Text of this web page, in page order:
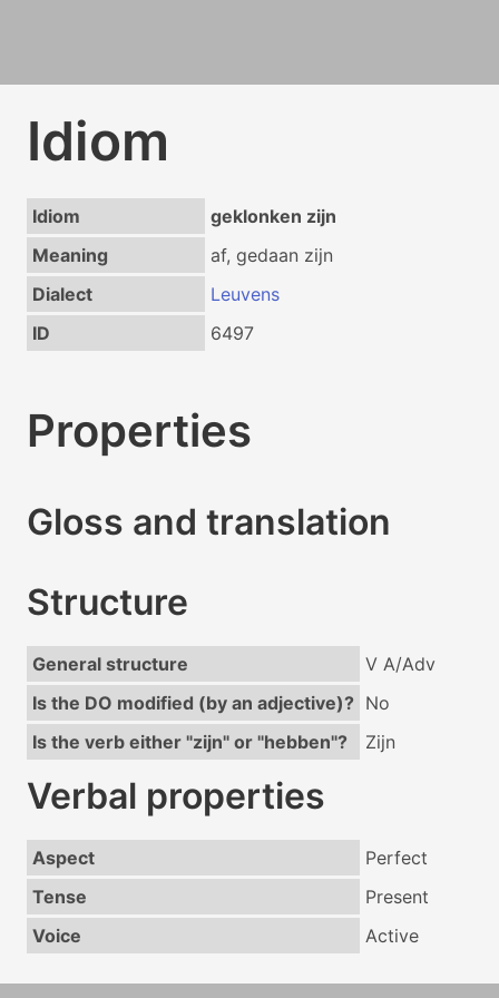
Idiom
Idiom
geklonken zijn
Meaning
af, gedaan zijn
Dialect
Leuvens
ID
6497
Properties
Gloss and translation
Structure
General structure
V A/Adv
Is the DO modified (by an adjective)? No
Is the verb either "zijn" or "hebben"?
Zijn
Verbal properties
Aspect
Perfect
Tense
Present
Voice
Active